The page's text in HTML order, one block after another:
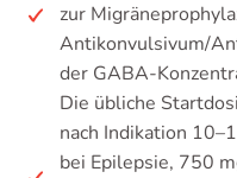
zur
Antikonvulsivum/
der GABA-
Die übliche
nach Indikation
bei Epilepsie, 750